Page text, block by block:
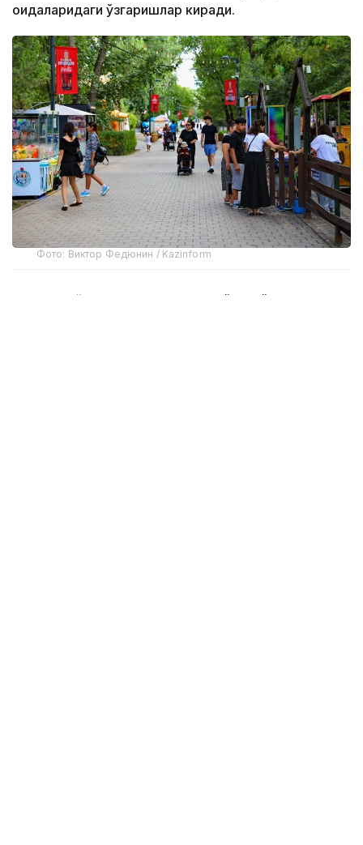
қоидаларидаги ўзгаришлар киради.
Фото: Виктор Федюнин / Kazinform
Август ойида Қозоғистонда бўлиб ўтадиган энг